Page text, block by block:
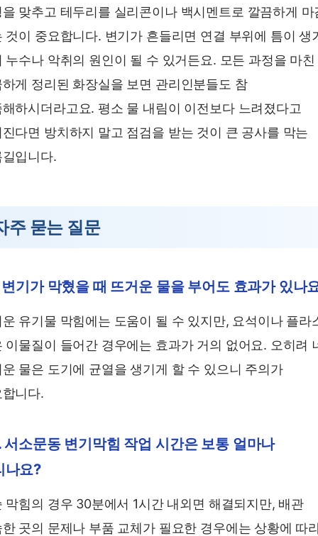
맞추고 테두리를 실리콘이나 백시멘트로 깔끔하게 마
것이 중요합니다. 변기가 흔들리면 연결 부위에 틈이 생
누수나 악취의 원인이 될 수 있거든요. 모든 과정을 마친
게 정리된 화장실을 보면 관리인분들도 참
하시더라고요. 평소 물 내림이 이전보다 느려졌다고
다면 방치하지 말고 점검을 받는 것이 큰 공사를 막는
입니다.
주 묻는 질문
기가 막혔을 때 뜨거운 물을 부어도 효과가 있나
유기물 막힘에는 도움이 될 수 있지만, 요석이나 플라
이물질이 들어간 경우에는 효과가 거의 없어요. 오히려
물은 도기에 균열을 생기게 할 수 있으니 주의가
니다.
서소문동 변기막힘 작업 시간은 보통 얼마나
나요?
막힘의 경우 30분에서 1시간 내외면 해결되지만, 배관
곳의 문제나 부품 교체가 필요한 경우에는 상황에 따